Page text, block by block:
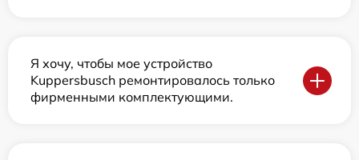
Я хочу, чтобы мое устройство
Kuppersbusch ремонтировалось только
фирменными комплектующими.